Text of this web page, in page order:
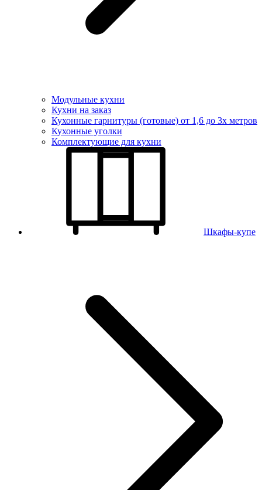
Модульные кухни
Кухни на заказ
Кухонные гарнитуры (готовые) от 1,6 до 3х метров
Кухонные уголки
Комплектующие для кухни
Шкафы-купе